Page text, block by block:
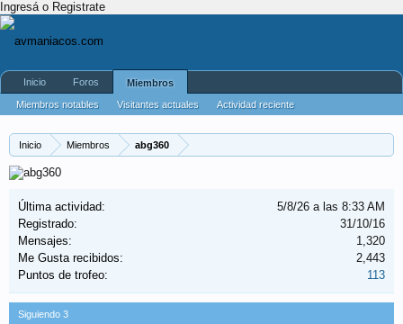
Ingresá o Registrate
Inicio Miembros abg360
Última actividad:
5/8/26 a las 8:33 AM
Registrado:
31/10/16
Mensajes:
1,320
Me Gusta recibidos:
2,443
Puntos de trofeo:
113
Siguiendo 3
Inicio Foros
Miembros
Miembros notables
Visitantes actuales
Actividad reciente